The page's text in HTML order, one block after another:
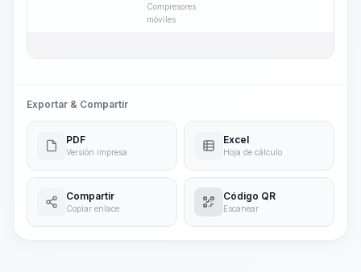
Compresores
móviles
Exportar & Compartir
PDF
Versión impresa
Excel
Hoja de cálculo
Compartir
Copiar enlace
Código QR
Escanear